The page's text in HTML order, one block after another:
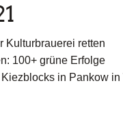
Kulturbrauerei retten
100+ grüne Erfolge
in Pankow